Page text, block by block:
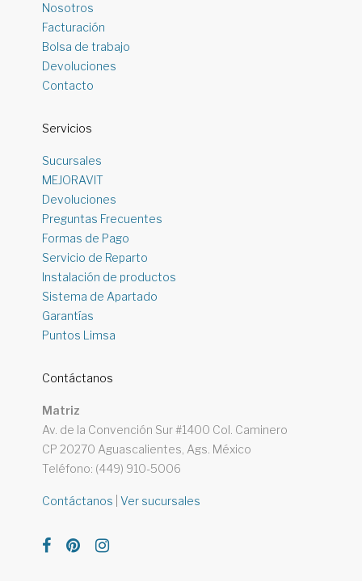
Nosotros
Facturación
Bolsa de trabajo
Devoluciones
Contacto
Servicios
Sucursales
MEJORAVIT
Devoluciones
Preguntas Frecuentes
Formas de Pago
Servicio de Reparto
Instalación de productos
Sistema de Apartado
Garantías
Puntos Limsa
Contáctanos
Matriz
Av. de la Convención Sur #1400 Col. Caminero
CP 20270 Aguascalientes, Ags. México
Teléfono: (449) 910-5006
Contáctanos |Ver sucursales